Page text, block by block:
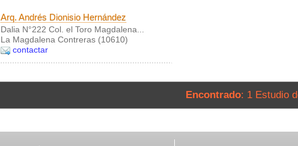
Arq. Andrés Dionisio Hernández
Dalia N°222 Col. el Toro Magdalena...
La Magdalena Contreras (10610)
contactar
Encontrado: 1 Estudio